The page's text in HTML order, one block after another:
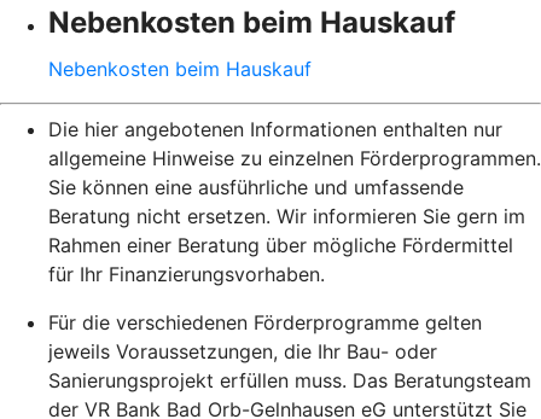
Nebenkosten beim Hauskauf
Nebenkosten beim Hauskauf
Die hier angebotenen Informationen enthalten nur
allgemeine Hinweise zu einzelnen Förderprogrammen.
Sie können eine ausführliche und umfassende
Beratung nicht ersetzen. Wir informieren Sie gern im
Rahmen einer Beratung über mögliche Fördermittel
für Ihr Finanzierungsvorhaben.
Für die verschiedenen Förderprogramme gelten
jeweils Voraussetzungen, die Ihr Bau- oder
Sanierungsprojekt erfüllen muss. Das Beratungsteam
der VR Bank Bad Orb-Gelnhausen eG unterstützt Sie